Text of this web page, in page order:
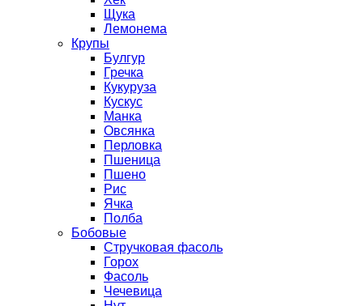
Щука
Лемонема
Крупы
Булгур
Гречка
Кукуруза
Кускус
Манка
Овсянка
Перловка
Пшеница
Пшено
Рис
Ячка
Полба
Бобовые
Стручковая фасоль
Горох
Фасоль
Чечевица